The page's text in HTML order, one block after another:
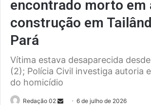
encontrado morto em
construção em
Pará
Vítima estava desaparecida
(2); Polícia Civil investiga autoria
do homicídio
Redação 02
Send6 de julho de 2026